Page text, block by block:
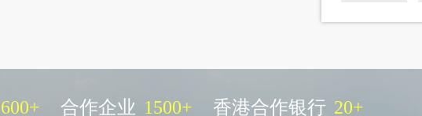
+ 合作企业 1500+ 香港合作银行 20+